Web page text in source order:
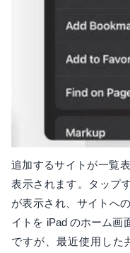
追加するサイトが一覧
表示されます。タップ
が表示され、サイトへ
イトを iPad のホーム画
ですが、最近使用した